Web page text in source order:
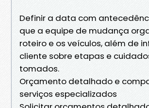
Definir a data com
que a equipe de mudança
roteiro e os veículos, além de
cliente sobre etapas e
tomados.
Orçamento detalhado e
serviços especializados